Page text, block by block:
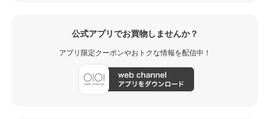
公式アプリでお買物しませんか？
アプリ限定クーポンやおトクな情報を配信中！